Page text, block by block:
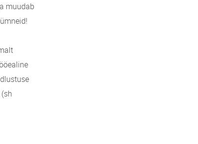
muudab